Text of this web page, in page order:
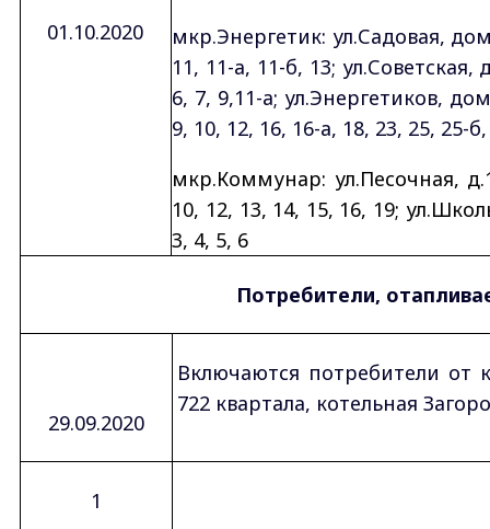
01.10.2020
мкр.Энергетик: ул.Садовая,
11, 11-а, 11-б, 13;
6, 7, 9,11-а; ул.Энергетиков,
9, 10, 12, 16, 16-а, 18, 23, 25, 25-
мкр.Коммунар: ул.Песочная,
10, 12, 13, 14, 15, 16, 19;
3, 4, 5, 6
Потребители,
29.09.2020
Включаются потребители от
722 квартала, котельная
1